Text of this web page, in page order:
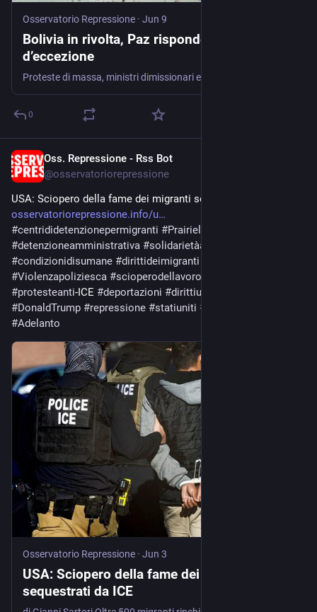
Osservatorio Repressione · Jun 9
Bolivia in rivolta, Paz risponde con lo stato
d’eccezione
0
Oss. Repressione - Rss Bot
@osservatoriorepressione
USA: Sciopero della fame dei migranti sequestrati da ICE
osservatoriorepressione.info/u
#centrididetenzionepermigranti #PrairielandDetentionCenter
#detenzioneamministrativa #solidarietàaimigranti
#condizionidisumane #dirittideimigranti
#Violenzapoliziesca #scioperodellavoro
#protesteanti-ICE #deportazioni #dirittiumani
#DonaldTrump #repressione #statiuniti #
#Adelanto
Osservatorio Repressione · Jun 3
USA: Sciopero della fame dei migranti
sequestrati da ICE